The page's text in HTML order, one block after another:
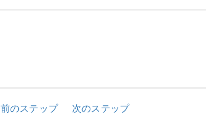
前のステップ 次のステップ